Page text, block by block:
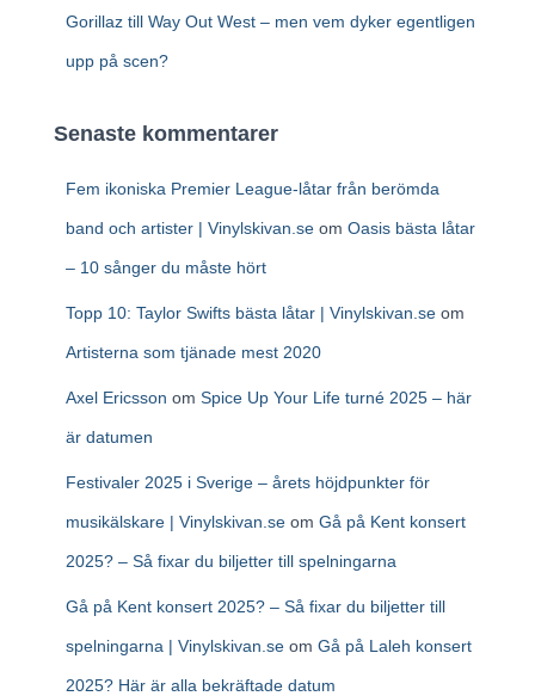
Gorillaz till Way Out West – men vem dyker egentligen
upp på scen?
Senaste kommentarer
Fem ikoniska Premier League-låtar från berömda
band och artister | Vinylskivan.se om Oasis bästa låtar
– 10 sånger du måste hört
Topp 10: Taylor Swifts bästa låtar | Vinylskivan.se om
Artisterna som tjänade mest 2020
Axel Ericsson om Spice Up Your Life turné 2025 – här
är datumen
Festivaler 2025 i Sverige – årets höjdpunkter för
musikälskare | Vinylskivan.se om Gå på Kent konsert
2025? – Så fixar du biljetter till spelningarna
Gå på Kent konsert 2025? – Så fixar du biljetter till
spelningarna | Vinylskivan.se om Gå på Laleh konsert
2025? Här är alla bekräftade datum